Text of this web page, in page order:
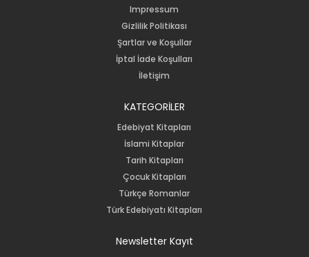
Impressum
Gizlilik Politikası
Şartlar ve Koşullar
İptal İade Koşulları
İletişim
KATEGORİLER
Edebiyat Kitapları
İslami Kitaplar
Tarih Kitapları
Çocuk Kitapları
Türkçe Romanlar
Türk Edebiyatı Kitapları
Newsletter Kayıt